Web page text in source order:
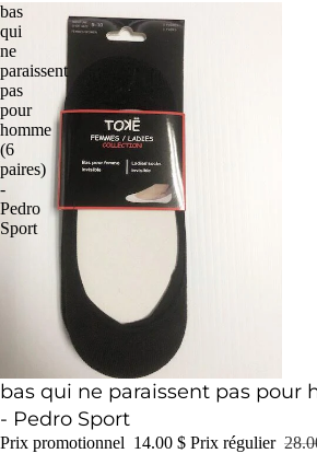
bas
qui
ne
paraissent
pas
pour
homme
(6
paires)
-
Pedro
Sport
Promotion
bas qui ne paraissent pas pour
- Pedro Sport
Prix promotionnel 14.00 $ Prix régulier